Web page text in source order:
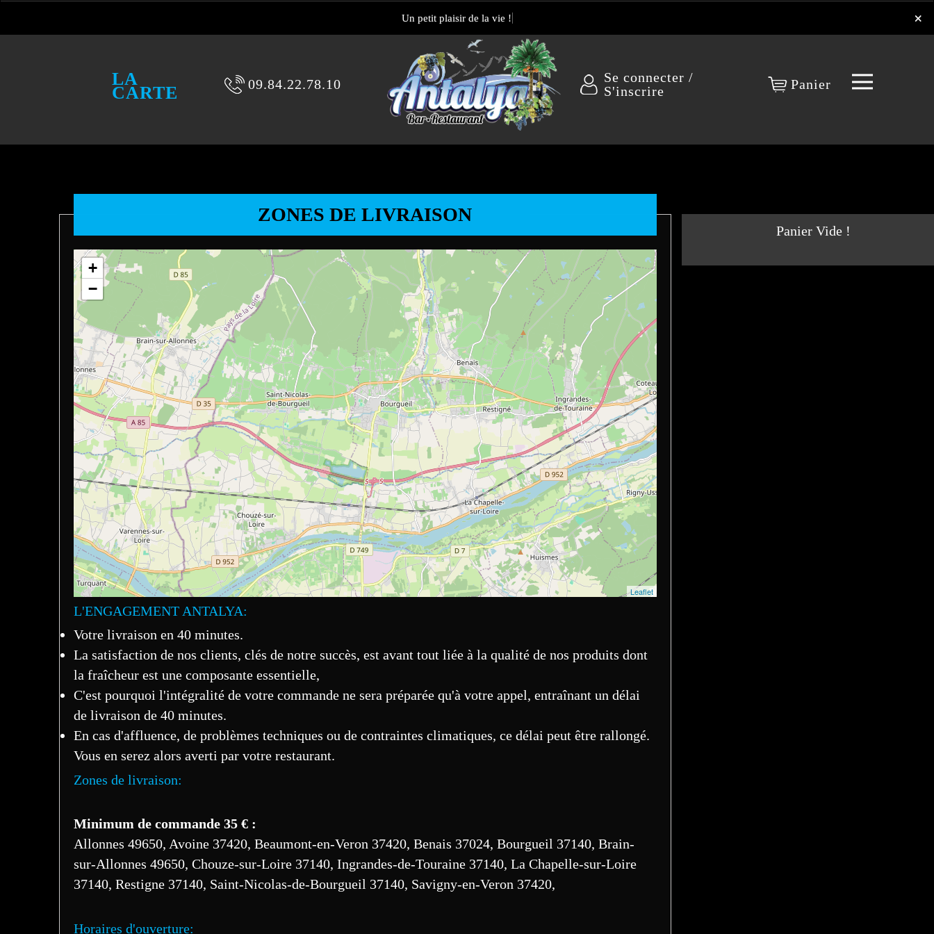
×
Un petit plaisir de la vie !
LA
CARTE 09.84.22.78.10
Se connecter /
S'inscrire
Panier
×
ZONES DE LIVRAISON
+
−
Leaflet
L'ENGAGEMENT ANTALYA:
Votre livraison en 40 minutes.
La satisfaction de nos clients, clés de notre succès, est avant tout liée à la qualité de nos produits dont
la fraîcheur est une composante essentielle,
C'est pourquoi l'intégralité de votre commande ne sera préparée qu'à votre appel, entraînant un délai
de livraison de 40 minutes.
En cas d'affluence, de problèmes techniques ou de contraintes climatiques, ce délai peut être rallongé.
Vous en serez alors averti par votre restaurant.
Zones de livraison:
Minimum de commande 35 € :
Allonnes 49650, Avoine 37420, Beaumont-en-Veron 37420, Benais 37024, Bourgueil 37140, Brain-
sur-Allonnes 49650, Chouze-sur-Loire 37140, Ingrandes-de-Touraine 37140, La Chapelle-sur-Loire
37140, Restigne 37140, Saint-Nicolas-de-Bourgueil 37140, Savigny-en-Veron 37420,
Horaires d'ouverture:
Panier Vide !